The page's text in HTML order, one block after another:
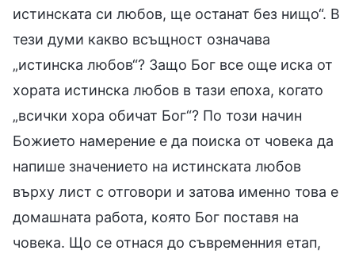
истинската си любов, ще останат без нищо“. В
тези думи какво всъщност означава
„истинска любов“? Защо Бог все още иска от
хората истинска любов в тази епоха, когато
„всички хора обичат Бог“? По този начин
Божието намерение е да поиска от човека да
напише значението на истинската любов
върху лист с отговори и затова именно това е
домашната работа, която Бог поставя на
човека. Що се отнася до съвременния етап,